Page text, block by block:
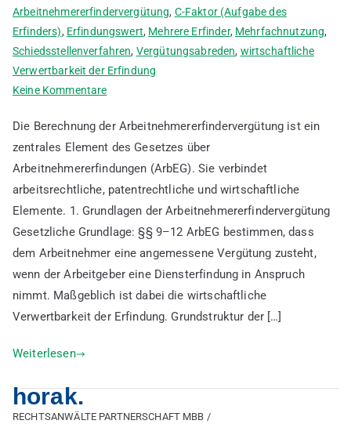
Arbeitnehmererfindervergütung, C-Faktor (Aufgabe des
Erfinders), Erfindungswert, Mehrere Erfinder, Mehrfachnutzung,
Schiedsstellenverfahren, Vergütungsabreden, wirtschaftliche
Verwertbarkeit der Erfindung
Keine Kommentarezu
der
Arbeitnehmererfindervergütung
anhand
von
Beispielen
Die Berechnung der Arbeitnehmererfindervergütung ist ein
zentrales Element des Gesetzes über
Arbeitnehmererfindungen (ArbEG). Sie verbindet
arbeitsrechtliche, patentrechtliche und wirtschaftliche
Elemente. 1. Grundlagen der Arbeitnehmererfindervergütung
Gesetzliche Grundlage: §§ 9–12 ArbEG bestimmen, dass
dem Arbeitnehmer eine angemessene Vergütung zusteht,
wenn der Arbeitgeber eine Diensterfindung in Anspruch
nimmt. Maßgeblich ist dabei die wirtschaftliche
Verwertbarkeit der Erfindung. Grundstruktur der […]
Weiterlesen
horak.
RECHTSANWÄLTE PARTNERSCHAFT MBB /